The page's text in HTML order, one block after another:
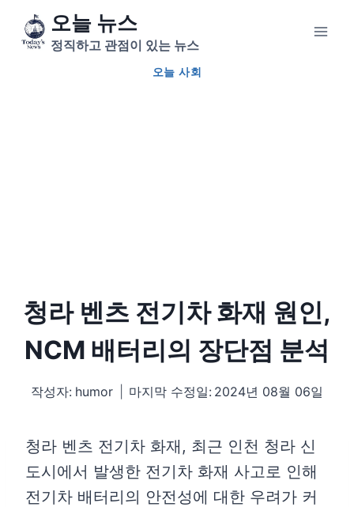
오늘 뉴스
정직하고 관점이 있는 뉴스
오늘 사회
청라 벤츠 전기차 화재 원인,
NCM 배터리의 장단점 분석
작성자: humor 마지막 수정일: 2024년 08월 06일
청라 벤츠 전기차 화재, 최근 인천 청라 신
도시에서 발생한 전기차 화재 사고로 인해
전기차 배터리의 안전성에 대한 우려가 커